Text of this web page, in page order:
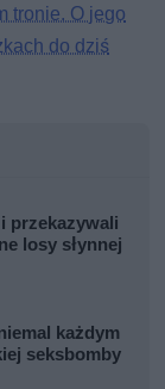
tronie. O jego
do dziś
przekazywali
losy słynnej
każdym
seksbomby